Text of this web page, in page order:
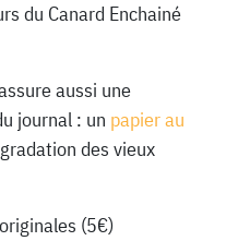
du Canard Enchainé
aussi une
journal : un papier au
des vieux
(5€)